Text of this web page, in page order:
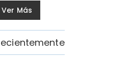
Ver Más